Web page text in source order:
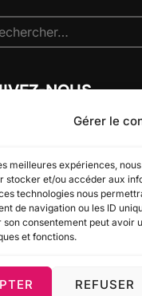
Gérer le
meilleures expériences,
stocker et/ou accéder aux
technologies nous
de navigation ou les ID
son consentement peut avoir
et fonctions.
REFUSER
:
NOUS